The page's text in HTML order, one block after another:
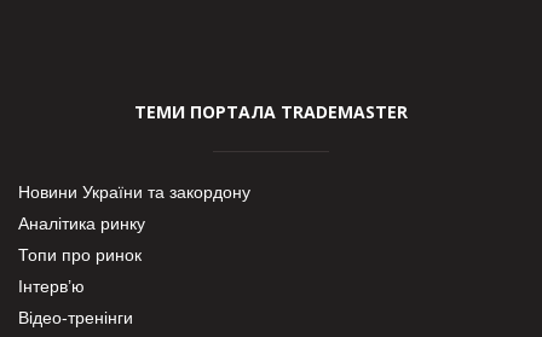
ТЕМИ ПОРТАЛА TRADEMASTER
Новини України та закордону
Аналітика ринку
Топи про ринок
Інтерв’ю
Відео-тренінги